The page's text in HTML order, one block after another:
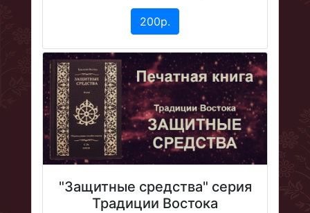
200р.
"Защитные средства" серия
Традиции Востока